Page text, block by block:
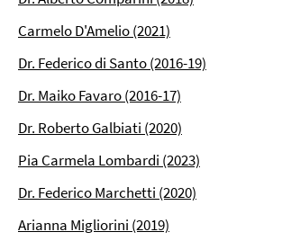
Carmelo D'Amelio (2021)
Dr. Federico di Santo (2016-19)
Dr. Maiko Favaro (2016-17)
Dr. Roberto Galbiati (2020)
Pia Carmela Lombardi (2023)
Dr. Federico Marchetti (2020)
Arianna Migliorini (2019)